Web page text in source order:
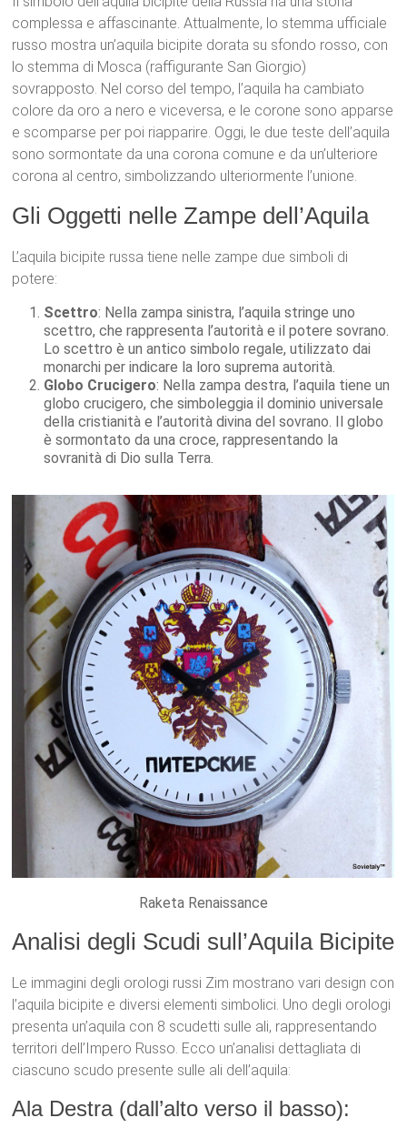
complessa e affascinante. Attualmente, lo stemma ufficiale
russo mostra un’aquila bicipite dorata su sfondo rosso, con
lo stemma di Mosca (raffigurante San Giorgio)
sovrapposto. Nel corso del tempo, l’aquila ha cambiato
colore da oro a nero e viceversa, e le corone sono apparse
e scomparse per poi riapparire. Oggi, le due teste dell’aquila
sono sormontate da una corona comune e da un’ulteriore
corona al centro, simbolizzando ulteriormente l’unione.
Gli Oggetti nelle Zampe dell’Aquila
L’aquila bicipite russa tiene nelle zampe due simboli di
potere:
Scettro: Nella zampa sinistra, l’aquila stringe uno
scettro, che rappresenta l’autorità e il potere sovrano.
Lo scettro è un antico simbolo regale, utilizzato dai
monarchi per indicare la loro suprema autorità.
Globo Crucigero: Nella zampa destra, l’aquila tiene un
globo crucigero, che simboleggia il dominio universale
della cristianità e l’autorità divina del sovrano. Il globo
è sormontato da una croce, rappresentando la
sovranità di Dio sulla Terra.
Raketa Renaissance
Analisi degli Scudi sull’Aquila Bicipite
Le immagini degli orologi russi Zim mostrano vari design con
l’aquila bicipite e diversi elementi simbolici. Uno degli orologi
presenta un’aquila con 8 scudetti sulle ali, rappresentando
territori dell’Impero Russo. Ecco un’analisi dettagliata di
ciascuno scudo presente sulle ali dell’aquila:
Ala Destra (dall’alto verso il basso):